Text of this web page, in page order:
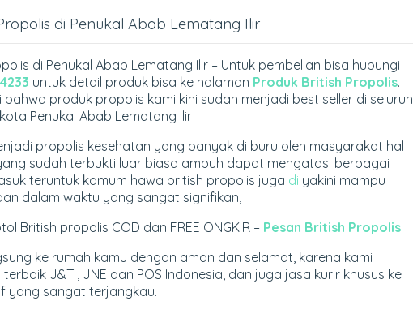
di Penukal Abab Lematang Ilir
di Penukal Abab Lematang Ilir – Untuk pembelian bisa hubungi
untuk detail produk bisa ke halaman Produk British Propolis.
produk propolis kami kini sudah menjadi best seller di seluruh
Penukal Abab Lematang Ilir
propolis kesehatan yang banyak di buru oleh masyarakat hal
sudah terbukti luar biasa ampuh dapat mengatasi berbagai
teruntuk kamum hawa british propolis juga di yakini mampu
dalam waktu yang sangat signifikan,
British propolis COD dan FREE ONGKIR – Pesan British Propolis
ke rumah kamu dengan aman dan selamat, karena kami
J&T , JNE dan POS Indonesia, dan juga jasa kurir khusus ke
yang sangat terjangkau.